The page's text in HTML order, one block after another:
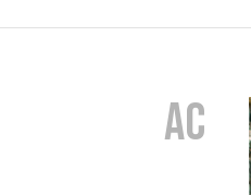
AC